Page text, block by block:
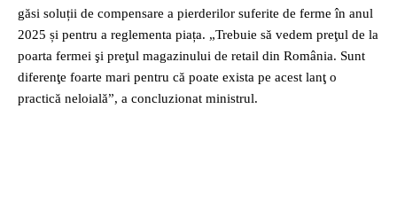
găsi soluții de compensare a pierderilor suferite de ferme în anul
2025 și pentru a reglementa piața. „Trebuie să vedem preţul de la
poarta fermei şi preţul magazinului de retail din România. Sunt
diferenţe foarte mari pentru că poate exista pe acest lanţ o
practică neloială”, a concluzionat ministrul.